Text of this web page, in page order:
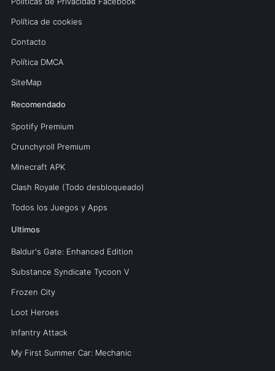
Política de cookies
Contacto
Política DMCA
SiteMap
Recomendado
Spotify Premium
Crunchyroll Premium
Minecraft APK
Clash Royale (Todo desbloqueado)
Todos los Juegos y Apps
Ultimos
Baldur's Gate: Enhanced Edition
Substance Syndicate Tycoon V
Frozen City
Loot Heroes
Infantry Attack
My First Summer Car: Mechanic